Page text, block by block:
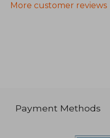
More customer reviews
Payment Methods